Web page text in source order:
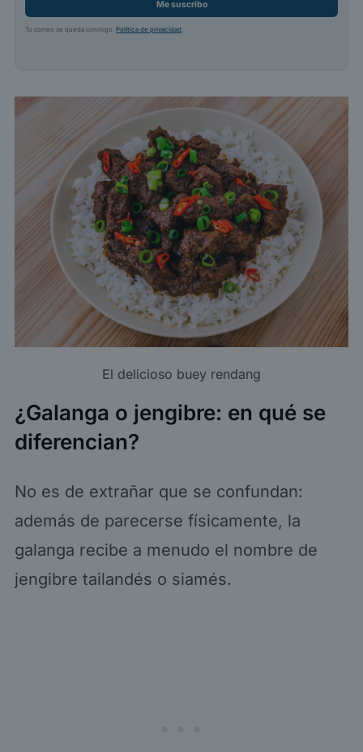
Me suscribo
Tu correo se queda conmigo.Política de privacidad
El delicioso buey rendang
¿Galanga o jengibre: en qué se
diferencian?
No es de extrañar que se confundan:
además de parecerse físicamente, la
galanga recibe a menudo el nombre de
jengibre tailandés o siamés.